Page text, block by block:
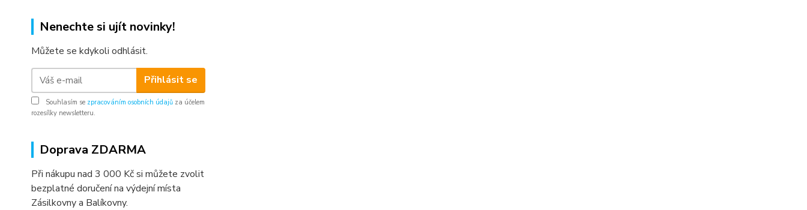
Nenechte si ujít novinky!
Můžete se kdykoli odhlásit.
Přihlásit se
Souhlasím se zpracováním osobních údajů za účelem
rozesílky newsletteru.
Doprava ZDARMA
Při nákupu nad 3 000 Kč si můžete zvolit
bezplatné doručení na výdejní místa
Zásilkovny a Balíkovny.